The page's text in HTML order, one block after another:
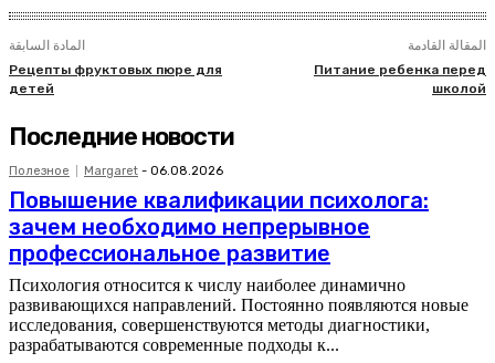
المادة السابقة
Рецепты фруктовых пюре для
детей
المقالة القادمة
Питание ребенка перед
школой
Последние новости
Полезное Margaret - 06.08.2026
Повышение квалификации психолога:
зачем необходимо непрерывное
профессиональное развитие
Психология относится к числу наиболее динамично
развивающихся направлений. Постоянно появляются новые
исследования, совершенствуются методы диагностики,
разрабатываются современные подходы к...